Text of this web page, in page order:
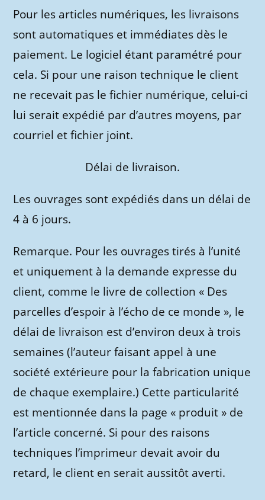
Pour les articles numériques, les livraisons
sont automatiques et immédiates dès le
paiement. Le logiciel étant paramétré pour
cela. Si pour une raison technique le client
ne recevait pas le fichier numérique, celui-ci
lui serait expédié par d’autres moyens, par
courriel et fichier joint.
Délai de livraison.
Les ouvrages sont expédiés dans un délai de
4 à 6 jours.
Remarque. Pour les ouvrages tirés à l’unité
et uniquement à la demande expresse du
client, comme le livre de collection « Des
parcelles d’espoir à l’écho de ce monde », le
délai de livraison est d’environ deux à trois
semaines (l’auteur faisant appel à une
société extérieure pour la fabrication unique
de chaque exemplaire.) Cette particularité
est mentionnée dans la page « produit » de
l’article concerné. Si pour des raisons
techniques l’imprimeur devait avoir du
retard, le client en serait aussitôt averti.